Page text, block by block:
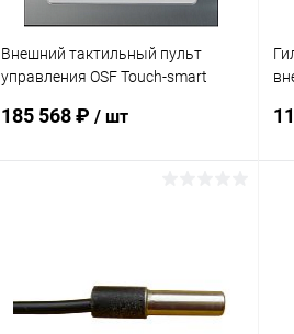
Внешний тактильный пульт
управления OSF Touch-smart
185 568 ₽ / шт
К сравнению В наличии